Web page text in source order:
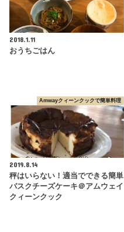
2018.1.11
おうちごはん
Amwayクィーンクックで簡単料理
2019.8.14
秤はいらない！適当でできる簡単
バスクチーズケーキ＠アムウェイ
クィーンクック